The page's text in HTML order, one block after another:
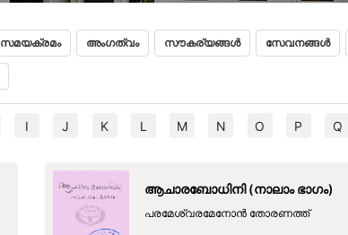
സമയക്രമം അംഗത്വം സൗകര്യങ്ങൾ സേവനങ്ങൾ
I J K L M N O P Q
ആചാരബോധിനി (നാലാം ഭാഗം)
പരമേശ്വരമേനോന്‍ തോരണത്ത്